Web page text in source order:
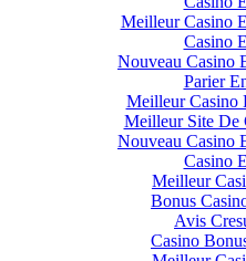
Meilleur Casino
Casino
Nouveau Casino
Parier
Meilleur Casino
Meilleur Site De
Nouveau Casino
Casino
Meilleur
Bonus
Avis
Casino